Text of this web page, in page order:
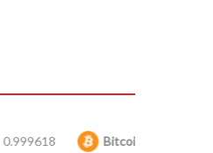
Bitcoin (BTC) $ 64,268.00